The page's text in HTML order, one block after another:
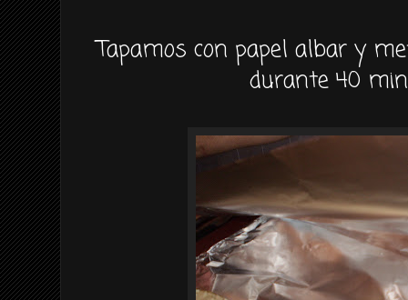
Tapamos con papel albar y
durante 40